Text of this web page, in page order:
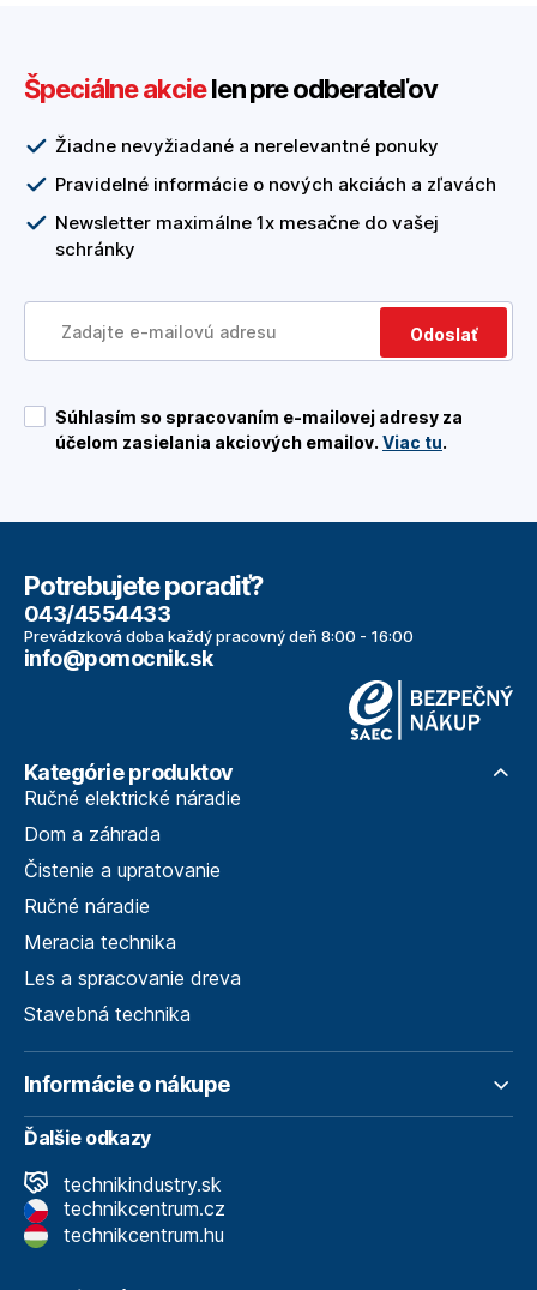
Špeciálne akcielen pre odberateľov
Žiadne nevyžiadané a nerelevantné ponuky
Pravidelné informácie o nových akciách a zľavách
Newsletter maximálne 1x mesačne do vašej
schránky
Odoslať
Súhlasím so spracovaním e-mailovej adresy za
účelom zasielania akciových emailov. Viac tu.
Potrebujete poradiť?
043/4554433
Prevádzková doba každý pracovný deň 8:00 - 16:00
info@pomocnik.sk
Kategórie produktov
Ručné elektrické náradie
Dom a záhrada
Čistenie a upratovanie
Ručné náradie
Meracia technika
Les a spracovanie dreva
Stavebná technika
Informácie o nákupe
Ďalšie odkazy
technikindustry.sk
technikcentrum.cz
technikcentrum.hu